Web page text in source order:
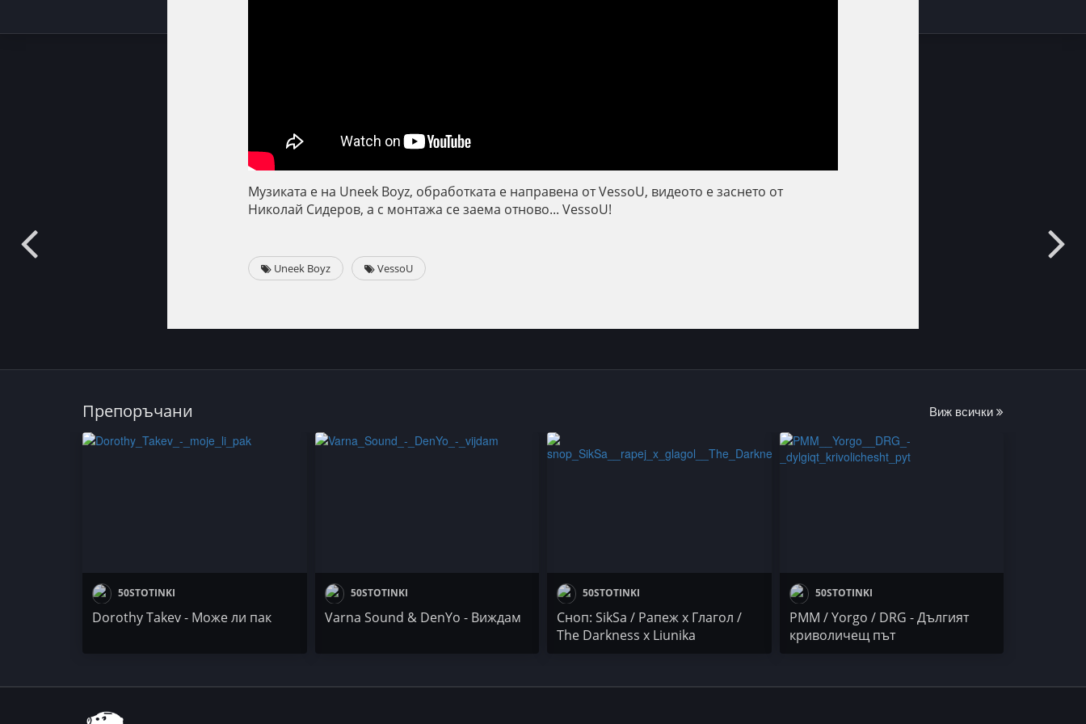
Музиката е на Uneek Boyz, обработката е направена от VessoU, видеото е заснето от
Николай Сидеров, а с монтажа се заема отново... VessoU!
Uneek Boyz VessoU
Препоръчани Виж всички
50STOTINKI
Dorothy Takev - Може ли пак
50STOTINKI
Varna Sound & DenYo - Виждам
50STOTINKI
Сноп: SikSa / Рапеж x Глагол /
The Darkness x Liunika
50STOTINKI
PMM / Yorgo / DRG - Дългият
криволичещ път